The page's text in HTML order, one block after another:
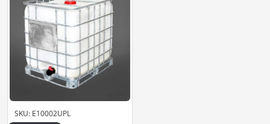
SKU: E10002UPL